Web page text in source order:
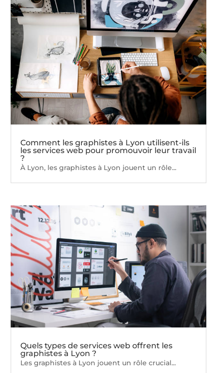
Comment les graphistes à Lyon utilisent-ils
les services web pour promouvoir leur travail
?
À Lyon, les graphistes à Lyon jouent un rôle...
Quels types de services web offrent les
graphistes à Lyon ?
Les graphistes à Lyon jouent un rôle crucial...